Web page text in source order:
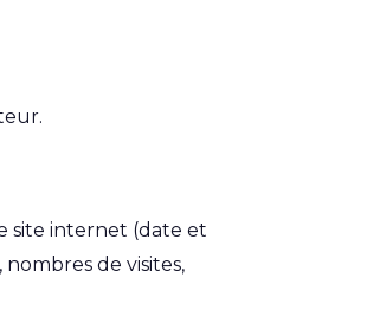
site internet (date et
de visites,